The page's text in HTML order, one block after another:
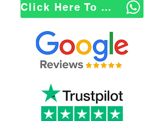
Click Here To WhatsApp Us